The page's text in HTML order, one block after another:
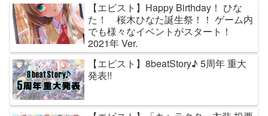
【エビスト】Happy Birthday！ ひな
た！ 桜木ひなた誕生祭！！ ゲーム内
でも様々なイベントがスタート！
2021年 Ver.
【エビスト】8beatStory♪ 5周年 重大
発表!!